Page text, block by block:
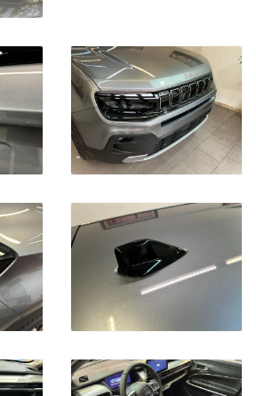
VEICOLO IN PERMUTA.
DANNI MECCANICI E/O